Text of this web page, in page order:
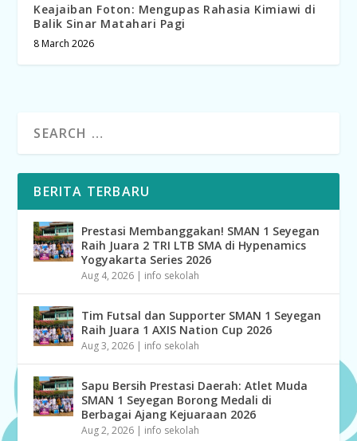
Keajaiban Foton: Mengupas Rahasia Kimiawi di
Balik Sinar Matahari Pagi
8 March 2026
BERITA TERBARU
Prestasi Membanggakan! SMAN 1 Seyegan
Raih Juara 2 TRI LTB SMA di Hypenamics
Yogyakarta Series 2026
Aug 4, 2026 | info sekolah
Tim Futsal dan Supporter SMAN 1 Seyegan
Raih Juara 1 AXIS Nation Cup 2026
Aug 3, 2026 | info sekolah
Sapu Bersih Prestasi Daerah: Atlet Muda
SMAN 1 Seyegan Borong Medali di
Berbagai Ajang Kejuaraan 2026
Aug 2, 2026 | info sekolah